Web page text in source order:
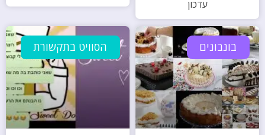
עדכון
בונבונים הסוויט בתקשורת